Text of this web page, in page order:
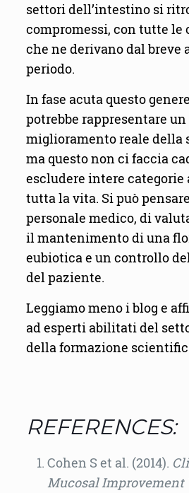
settori dell’intestino si
compromessi, con tutte le
che ne derivano dal breve
periodo.
In fase acuta questo
potrebbe rappresentare
miglioramento reale della
ma questo non ci faccia
escludere intere
tutta la vita. Si può
personale medico, di
il mantenimento di una
eubiotica e un controllo
del paziente.
Leggiamo meno i blog e
ad esperti abilitati del
della formazione
REFERENCES:
Cohen S et al. (2014).
Mucosal Improvement